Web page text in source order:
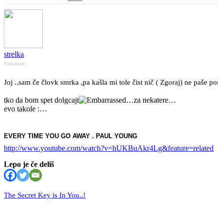
strelka
Participant
Joj ..sam če človk smrka ,pa kašla mi tole čist nič ( Zgoraj) ne paše
tko da bom spet dolgcajt
…za nekatere…
evo takole :…
EVERY TIME YOU GO AWAY . PAUL YOUNG
http://www.youtube.com/watch?v=hUKBuAkr4Lg&feature=related
Lepo je če deliš
The Secret Key is In You..!